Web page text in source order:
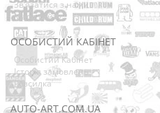
Зв’язатися з нами
Мапа сайту
ОСОБИСТИЙ КАБІНЕТ
Особистий Кабінет
Історія замовлень
Розсилка
AUTO-ART.COM.UA